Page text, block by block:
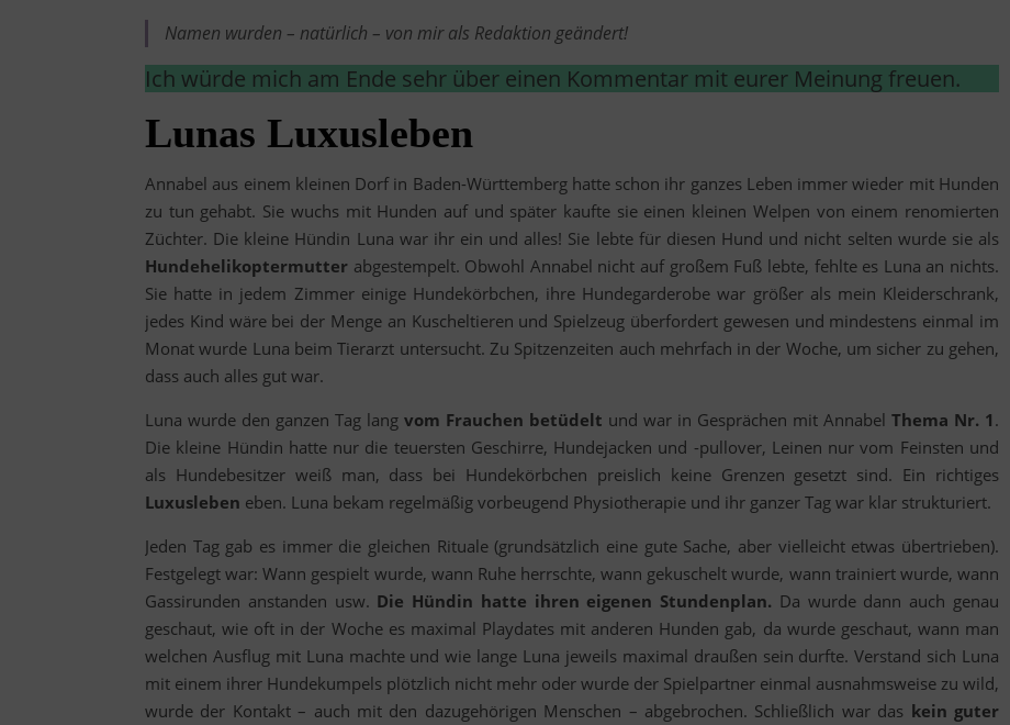
Namen wurden – natürlich – von mir als Redaktion geändert!
Ich würde mich am Ende sehr über einen Kommentar mit eurer Meinung freuen.
Lunas Luxusleben
Annabel aus einem kleinen Dorf in Baden-Württemberg hatte schon ihr ganzes Leben immer wieder mit Hunden
zu tun gehabt. Sie wuchs mit Hunden auf und später kaufte sie einen kleinen Welpen von einem renomierten
Züchter. Die kleine Hündin Luna war ihr ein und alles! Sie lebte für diesen Hund und nicht selten wurde sie als
Hundehelikoptermutter abgestempelt. Obwohl Annabel nicht auf großem Fuß lebte, fehlte es Luna an nichts.
Sie hatte in jedem Zimmer einige Hundekörbchen, ihre Hundegarderobe war größer als mein Kleiderschrank,
jedes Kind wäre bei der Menge an Kuscheltieren und Spielzeug überfordert gewesen und mindestens einmal im
Monat wurde Luna beim Tierarzt untersucht. Zu Spitzenzeiten auch mehrfach in der Woche, um sicher zu gehen,
dass auch alles gut war.
Luna wurde den ganzen Tag lang vom Frauchen betüdelt und war in Gesprächen mit Annabel Thema Nr. 1 .
Die kleine Hündin hatte nur die teuersten Geschirre, Hundejacken und -pullover, Leinen nur vom Feinsten und
als Hundebesitzer weiß man, dass bei Hundekörbchen preislich keine Grenzen gesetzt sind. Ein richtiges
Luxusleben eben. Luna bekam regelmäßig vorbeugend Physiotherapie und ihr ganzer Tag war klar strukturiert.
Jeden Tag gab es immer die gleichen Rituale (grundsätzlich eine gute Sache, aber vielleicht etwas übertrieben).
Festgelegt war: Wann gespielt wurde, wann Ruhe herrschte, wann gekuschelt wurde, wann trainiert wurde, wann
Gassirunden anstanden usw. Die Hündin hatte ihren eigenen Stundenplan. Da wurde dann auch genau
geschaut, wie oft in der Woche es maximal Playdates mit anderen Hunden gab, da wurde geschaut, wann man
welchen Ausflug mit Luna machte und wie lange Luna jeweils maximal draußen sein durfte. Verstand sich Luna
mit einem ihrer Hundekumpels plötzlich nicht mehr oder wurde der Spielpartner einmal ausnahmsweise zu wild,
wurde der Kontakt – auch mit den dazugehörigen Menschen – abgebrochen. Schließlich war das kein guter